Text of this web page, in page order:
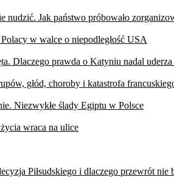
nudzić. Jak państwo próbowało
w walce o niepodległość USA
Dlaczego prawda o Katyniu nadal
głód, choroby i katastrofa
Niezwykłe ślady Egiptu w Polsce
wraca na ulice
Piłsudskiego i dlaczego przewrót nie